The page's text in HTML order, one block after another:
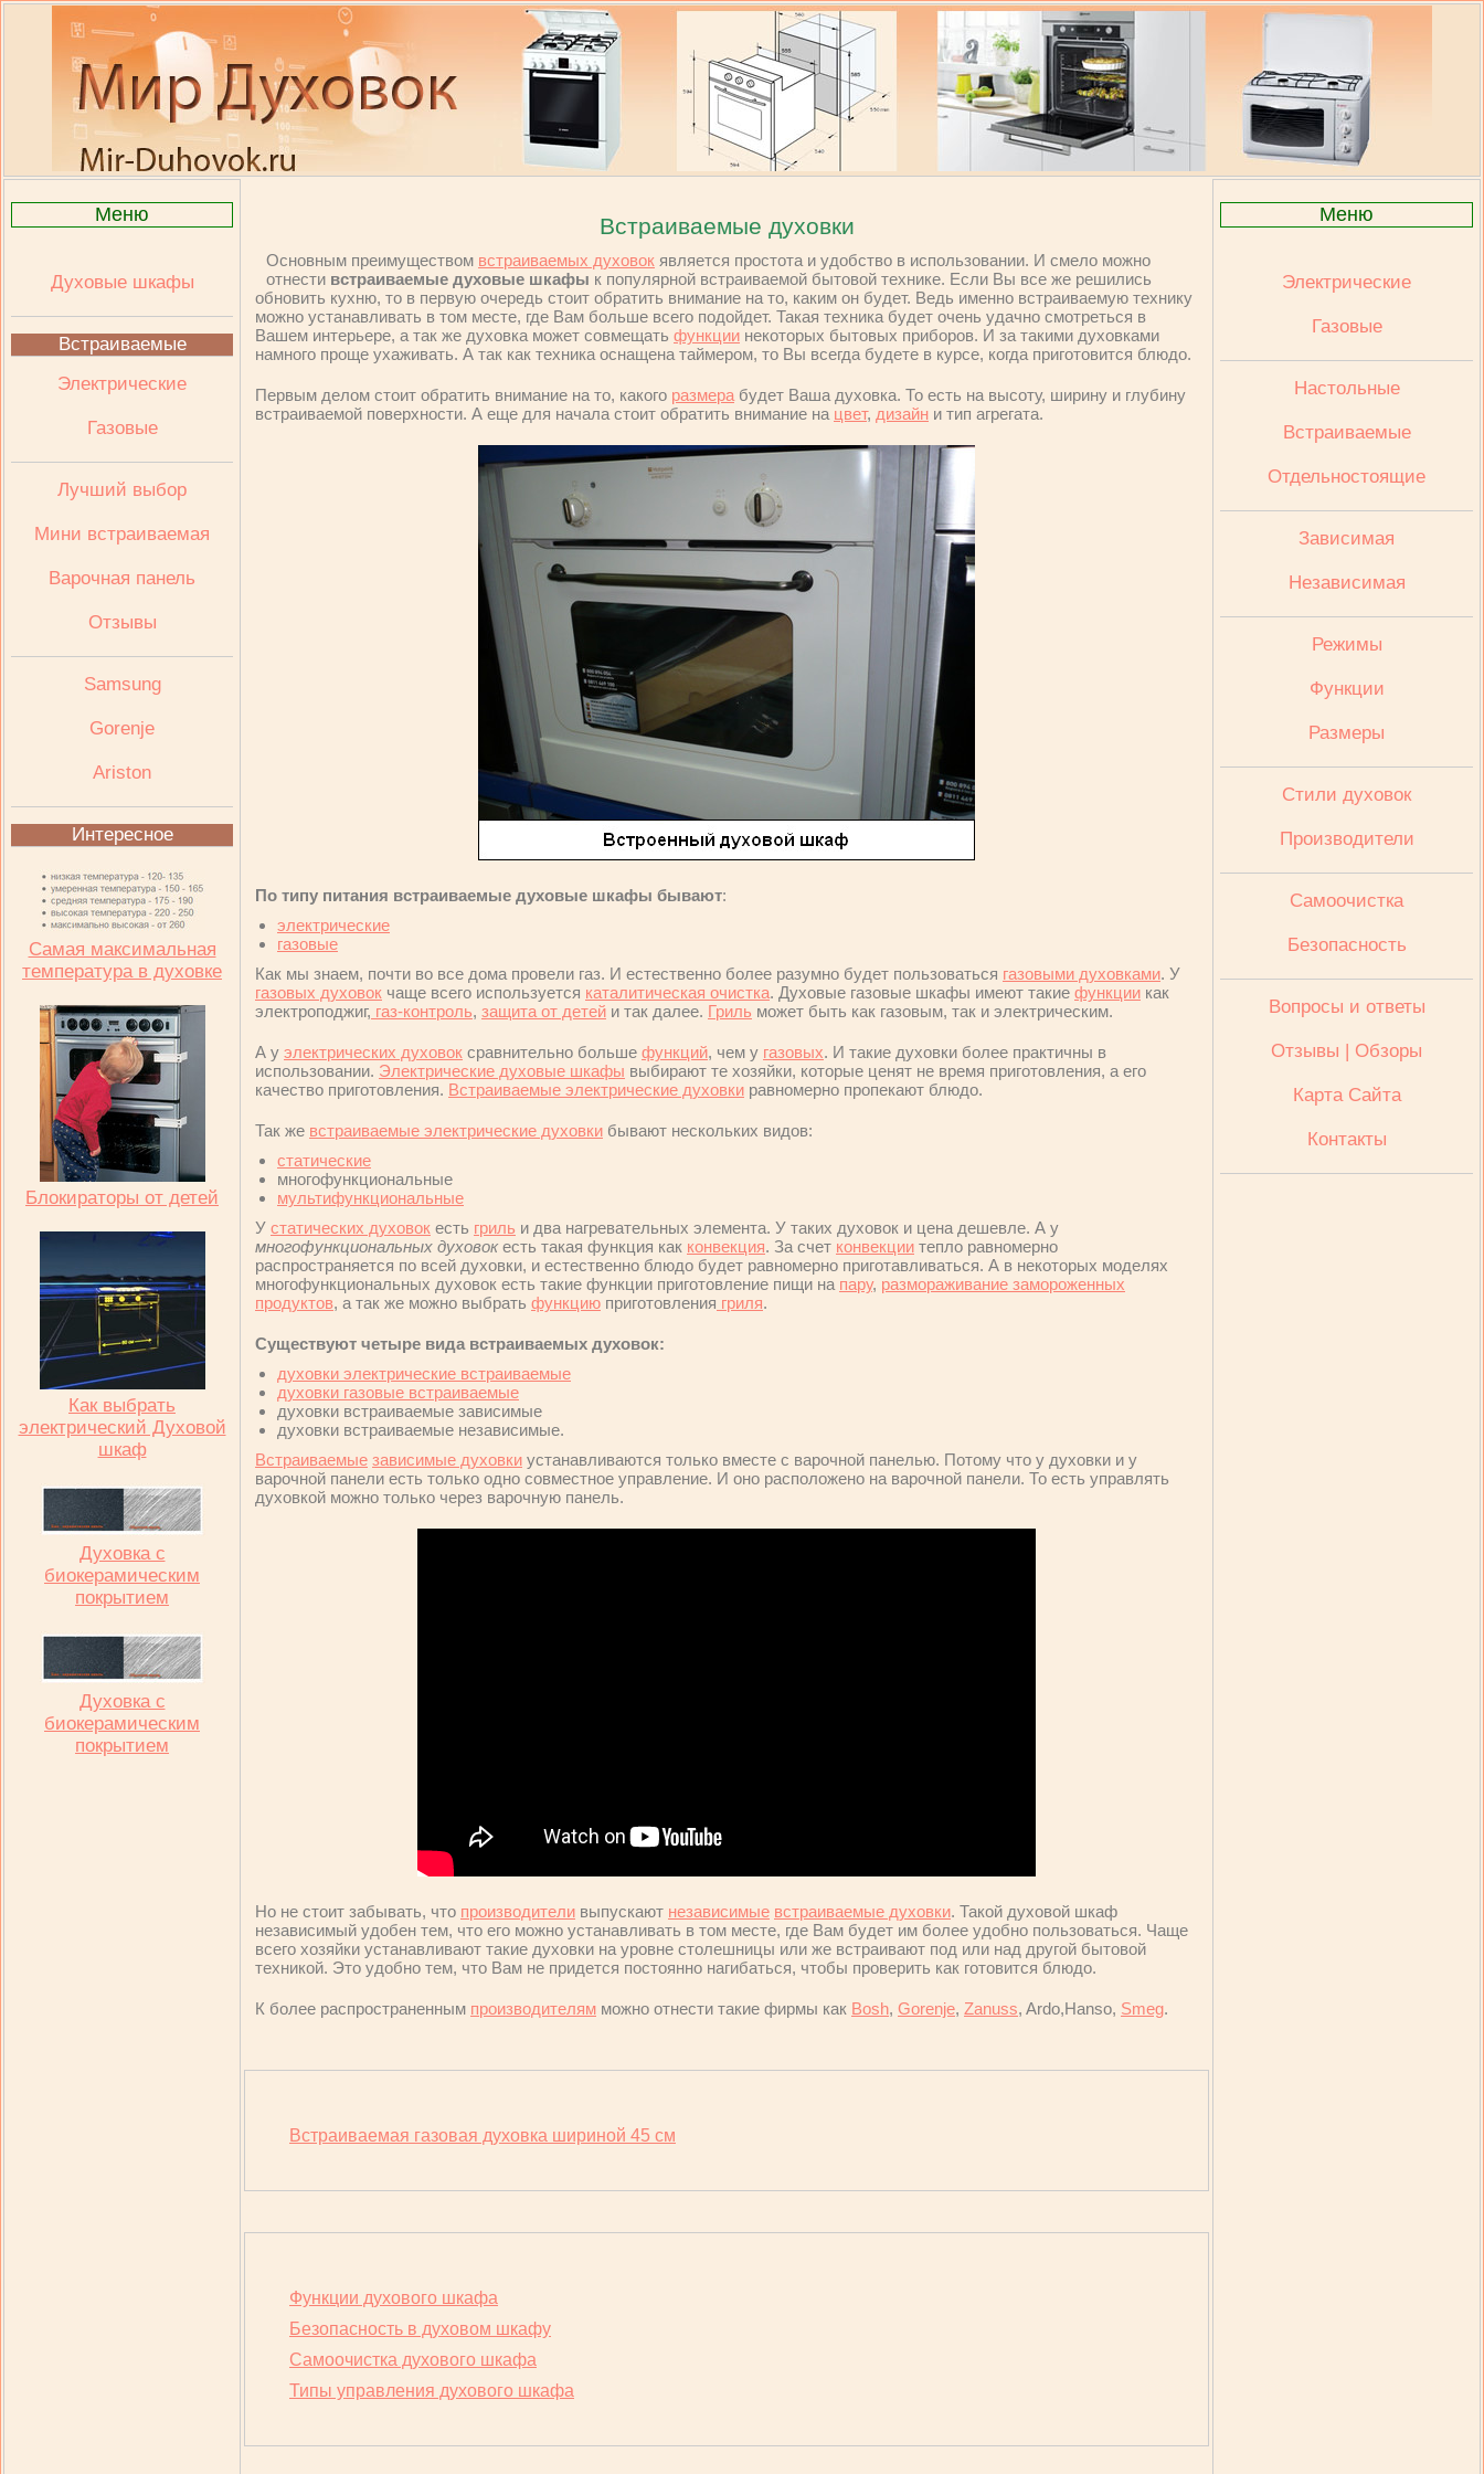
Меню
Духовые шкафы
Встраиваемые
Электрические
Газовые
Лучший выбор
Мини встраиваемая
Варочная панель
Отзывы
Samsung
Gorenje
Ariston
Интересное
Самая максимальная
температура в духовке
Блокираторы от детей
Как выбрать
электрический Духовой
шкаф
Духовка с
биокерамическим
покрытием
Духовка с
биокерамическим
покрытием
Встраиваемые духовки
Основным преимуществом встраиваемых духовок является простота и удобство в использовании. И смело можно
отнести встраиваемые духовые шкафы к популярной встраиваемой бытовой технике. Если Вы все же решились
обновить кухню, то в первую очередь стоит обратить внимание на то, каким он будет. Ведь именно встраиваемую технику
можно устанавливать в том месте, где Вам больше всего подойдет. Такая техника будет очень удачно смотреться в
Вашем интерьере, а так же духовка может совмещать функции некоторых бытовых приборов. И за такими духовками
намного проще ухаживать. А так как техника оснащена таймером, то Вы всегда будете в курсе, когда приготовится блюдо.
Первым делом стоит обратить внимание на то, какого размера будет Ваша духовка. То есть на высоту, ширину и глубину
встраиваемой поверхности. А еще для начала стоит обратить внимание на цвет, дизайн и тип агрегата.
По типу питания встраиваемые духовые шкафы бывают:
электрические
газовые
Как мы знаем, почти во все дома провели газ. И естественно более разумно будет пользоваться газовыми духовками. У
газовых духовок чаще всего используется каталитическая очистка. Духовые газовые шкафы имеют такие функции как
электроподжиг, газ-контроль, защита от детей и так далее. Гриль может быть как газовым, так и электрическим.
А у электрических духовок сравнительно больше функций, чем у газовых. И такие духовки более практичны в
использовании. Электрические духовые шкафы выбирают те хозяйки, которые ценят не время приготовления, а его
качество приготовления. Встраиваемые электрические духовки равномерно пропекают блюдо.
Так же встраиваемые электрические духовки бывают нескольких видов:
статические
многофункциональные
мультифункциональные
У статических духовок есть гриль и два нагревательных элемента. У таких духовок и цена дешевле. А у
многофункциональных духовок есть такая функция как конвекция. За счет конвекции тепло равномерно
распространяется по всей духовки, и естественно блюдо будет равномерно приготавливаться. А в некоторых моделях
многофункциональных духовок есть такие функции приготовление пищи на пару, размораживание замороженных
продуктов, а так же можно выбрать функцию приготовления гриля.
Существуют четыре вида встраиваемых духовок:
духовки электрические встраиваемые
духовки газовые встраиваемые
духовки встраиваемые зависимые
духовки встраиваемые независимые.
Встраиваемые зависимые духовки устанавливаются только вместе с варочной панелью. Потому что у духовки и у
варочной панели есть только одно совместное управление. И оно расположено на варочной панели. То есть управлять
духовкой можно только через варочную панель.
Но не стоит забывать, что производители выпускают независимые встраиваемые духовки. Такой духовой шкаф
независимый удобен тем, что его можно устанавливать в том месте, где Вам будет им более удобно пользоваться. Чаще
всего хозяйки устанавливают такие духовки на уровне столешницы или же встраивают под или над другой бытовой
техникой. Это удобно тем, что Вам не придется постоянно нагибаться, чтобы проверить как готовится блюдо.
К более распространенным производителям можно отнести такие фирмы как Bosh, Gorenje, Zanuss, Ardo,Hanso, Smeg.
Встраиваемая газовая духовка шириной 45 см
Функции духового шкафа
Безопасность в духовом шкафу
Cамоочистка духового шкафа
Типы управления духового шкафа
Меню
Электрические
Газовые
Настольные
Встраиваемые
Отдельностоящие
Зависимая
Независимая
Режимы
Функции
Размеры
Стили духовок
Производители
Cамоочистка
Безопасность
Вопросы и ответы
Отзывы | Обзоры
Карта Сайта
Контакты